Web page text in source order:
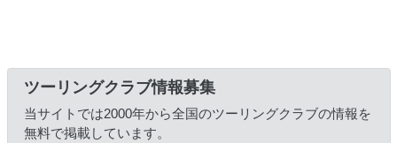
ツーリングクラブ情報募集
当サイトでは2000年から全国のツーリングクラブの情報を
無料で掲載しています。